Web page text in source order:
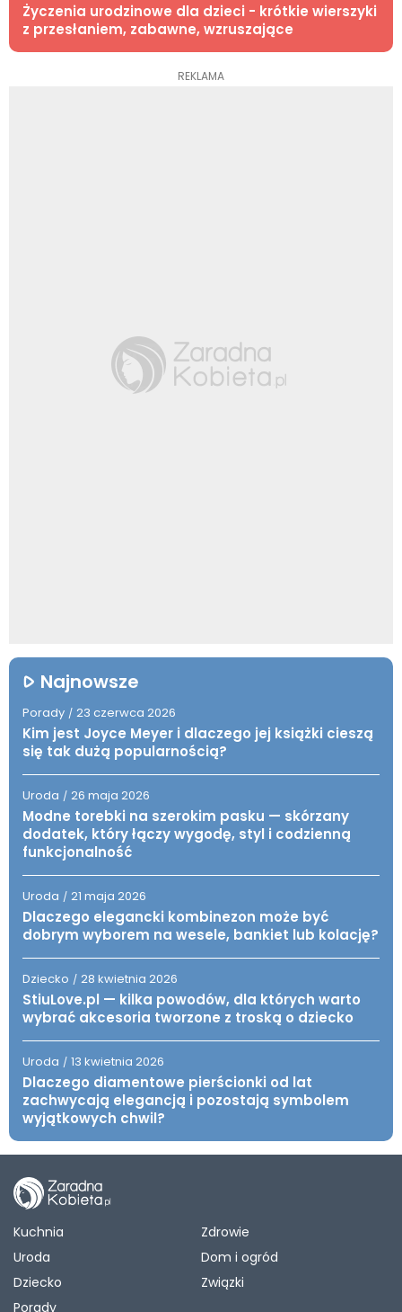
Życzenia urodzinowe dla dzieci - krótkie wierszyki
z przesłaniem, zabawne, wzruszające
REKLAMA
Najnowsze
Porady / 23 czerwca 2026
Kim jest Joyce Meyer i dlaczego jej książki cieszą
się tak dużą popularnością?
Uroda / 26 maja 2026
Modne torebki na szerokim pasku — skórzany
dodatek, który łączy wygodę, styl i codzienną
funkcjonalność
Uroda / 21 maja 2026
Dlaczego elegancki kombinezon może być
dobrym wyborem na wesele, bankiet lub kolację?
Dziecko / 28 kwietnia 2026
StiuLove.pl — kilka powodów, dla których warto
wybrać akcesoria tworzone z troską o dziecko
Uroda / 13 kwietnia 2026
Dlaczego diamentowe pierścionki od lat
zachwycają elegancją i pozostają symbolem
wyjątkowych chwil?
Kuchnia
Zdrowie
Uroda
Dom i ogród
Dziecko
Związki
Porady